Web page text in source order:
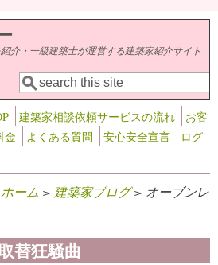
介・一級建築士が運営する建築家紹介サイト
検索フォーム
検索
建築家相談依頼サービスの流れ
お客
金 よくある質問 安心安全宣言
ログ
ーム > 建築家ブログ> オーブンレ
替狂騒曲